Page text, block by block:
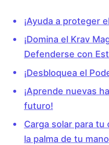
¡Ayuda a proteger
¡Domina el Krav
Defenderse con
¡Desbloquea el
¡Aprende nuevas
futuro!
Carga solar para tu
la palma de tu mano